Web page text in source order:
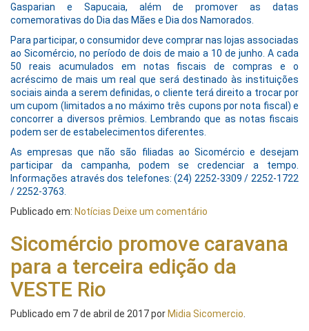
Gasparian e Sapucaia, além de promover as datas
comemorativas do Dia das Mães e Dia dos Namorados.
Para participar, o consumidor deve comprar nas lojas associadas
ao Sicomércio, no período de dois de maio a 10 de junho. A cada
50 reais acumulados em notas fiscais de compras e o
acréscimo de mais um real que será destinado às instituições
sociais ainda a serem definidas, o cliente terá direito a trocar por
um cupom (limitados a no máximo três cupons por nota fiscal) e
concorrer a diversos prêmios. Lembrando que as notas fiscais
podem ser de estabelecimentos diferentes.
As empresas que não são filiadas ao Sicomércio e desejam
participar da campanha, podem se credenciar a tempo.
Informações através dos telefones: (24) 2252-3309 / 2252-1722
/ 2252-3763.
Publicado em: Notícias Deixe um comentário
Sicomércio promove caravana
para a terceira edição da
VESTE Rio
Publicado em 7 de abril de 2017por Midia Sicomercio